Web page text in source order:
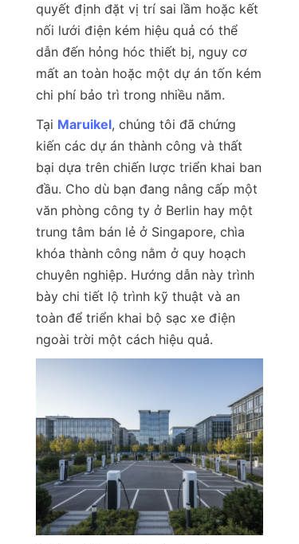
quyết định đặt vị trí sai lầm hoặc kết
nối lưới điện kém hiệu quả có thể
dẫn đến hỏng hóc thiết bị, nguy cơ
mất an toàn hoặc một dự án tốn kém
chi phí bảo trì trong nhiều năm.
Tại Maruikel, chúng tôi đã chứng
kiến các dự án thành công và thất
bại dựa trên chiến lược triển khai ban
đầu. Cho dù bạn đang nâng cấp một
văn phòng công ty ở Berlin hay một
trung tâm bán lẻ ở Singapore, chìa
khóa thành công nằm ở quy hoạch
chuyên nghiệp. Hướng dẫn này trình
bày chi tiết lộ trình kỹ thuật và an
toàn để triển khai bộ sạc xe điện
ngoài trời một cách hiệu quả.